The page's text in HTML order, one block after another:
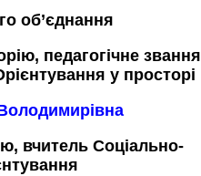
об’єднання
педагогічне звання
у просторі
вчитель Соціально-